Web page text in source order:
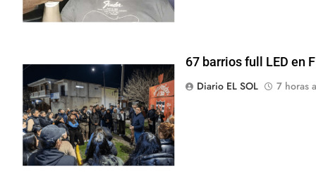
67 barrios full LED en
Diario EL SOL
7 horas